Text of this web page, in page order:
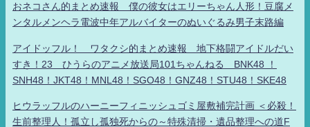
おネコさん的まとめ速報 僕の彼女はエリーちゃん人形！豆腐メ
ンタルメンヘラ電波中年アルバイターのぬいぐるみ男子末路編
アイドッフル！ ワタクシ的まとめ速報 地下格闘アイドルだい
すき！23 ひうらのアニメ放送局101ちゃんねる BNK48 ！
SNH48！JKT48！MNL48！SGO48！GNZ48！STU48！SKE48
ヒウラッフルのハーニーフィニッシュゴミ屋敷補完計画 ＜必殺！
生前整理人！孤立し孤独死からの～特殊清掃・遺品整理への道F